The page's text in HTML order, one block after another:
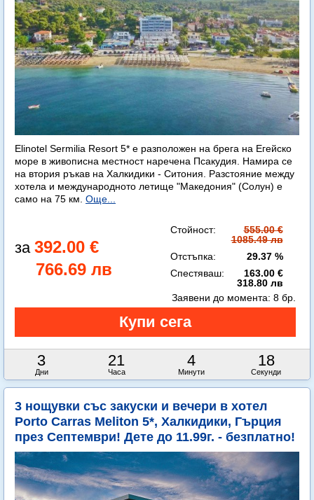
Elinotel Sermilia Resort 5* е разположен на брега на Егейско
море в живописна местност наречена Псакудия. Намира се
на втория ръкав на Халкидики - Ситония. Разстояние между
хотела и международното летище "Македония" (Солун) е
само на 75 км. Още...
392.00 €
766.69 лв
Стойност:
555.00 €
1085.49 лв
Отстъпка:
29.37 %
Спестяваш:
163.00 €
318.80 лв
3
Дни
21
Часа
4
Минути
16
Секунди
Заявени до момента: 8 бр.
3 нощувки със закуски и вечери в хотел
Porto Carras Meliton 5*, Халкидики, Гърция
през Септември! Дете до 11.99г. - безплатно!